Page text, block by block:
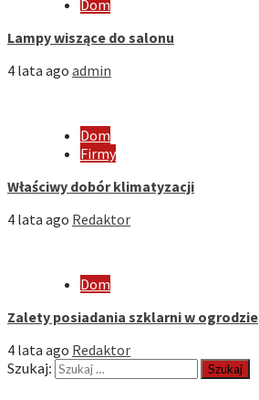
Dom
Lampy wiszące do salonu
4 lata ago admin
Dom
Firmy
Właściwy dobór klimatyzacji
4 lata ago Redaktor
Dom
Zalety posiadania szklarni w ogrodzie
4 lata ago Redaktor
Szukaj: